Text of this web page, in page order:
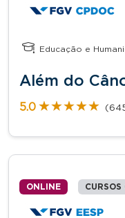
Educação e
Além do
5.0 ★★★★★
★★★★★
ONLINE CURSOS